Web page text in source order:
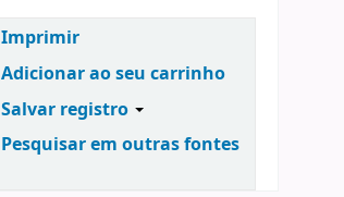
Imprimir
Adicionar ao seu carrinho
Salvar registro
Pesquisar em outras fontes